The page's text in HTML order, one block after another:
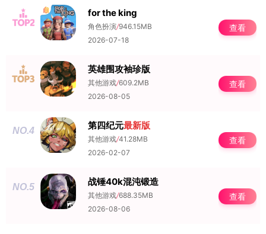
NO.2 for the king
角色扮演/946.15MB
2026-07-18
查看
NO.3 英雄围攻袖珍版
其他游戏/609.2MB
2026-08-05
查看
NO.4 第四纪元最新版
其他游戏/41.28MB
2026-02-07
查看
NO.5 战锤40k混沌锻造
其他游戏/688.35MB
2026-08-06
查看